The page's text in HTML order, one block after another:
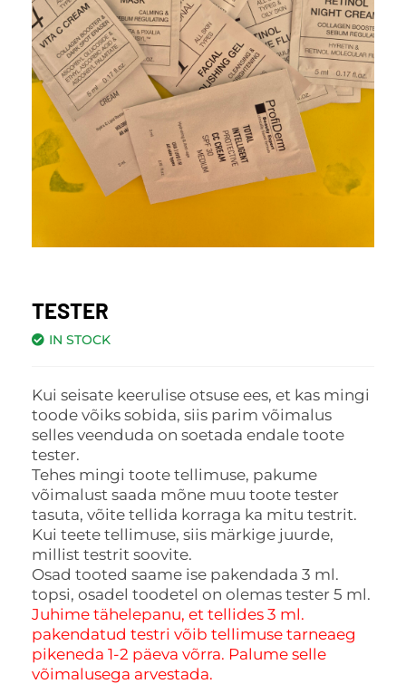
TESTER
IN STOCK
Kui seisate keerulise otsuse ees, et kas mingi
toode võiks sobida, siis parim võimalus
selles veenduda on soetada endale toote
tester.
Tehes mingi toote tellimuse, pakume
võimalust saada mõne muu toote tester
tasuta, võite tellida korraga ka mitu testrit.
Kui teete tellimuse, siis märkige juurde,
millist testrit soovite.
Osad tooted saame ise pakendada 3 ml.
topsi, osadel toodetel on olemas tester 5 ml.
Juhime tähelepanu, et tellides 3 ml.
pakendatud testri võib tellimuse tarneaeg
pikeneda 1-2 päeva võrra. Palume selle
võimalusega arvestada.